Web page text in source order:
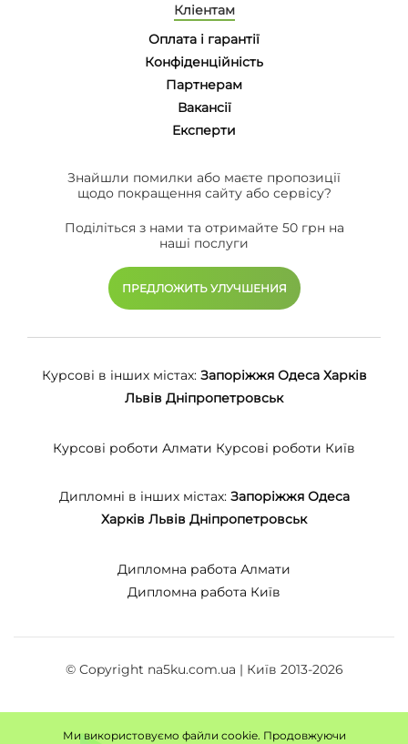
Кліентам
Оплата і гарантії
Конфіденційність
Партнерам
Вакансії
Eксперти
Знайшли помилки або маєте пропозиції
щодо покращення сайту або сервісу?
Поділіться з нами та отримайте 50 грн на
наші послуги
ПРЕДЛОЖИТЬ УЛУЧШЕНИЯ
Курсові в інших містах: Запоріжжя Одеса Харків
Львів Дніпропетровськ
Курсові роботи Алмати Курсові роботи Київ
Дипломні в інших містах: Запоріжжя Одеса
Харків Львів Дніпропетровськ
Дипломна работа Алмати
Дипломна работа Київ
© Copyright na5ku.com.ua | Київ 2013-2026
Ми використовуємо файли cookie. Продовжуючи